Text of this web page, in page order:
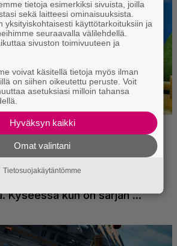
tietoja esimerkiksi sivuista, joilla
sekä laitteesi ominaisuuksista.
yksityiskohtaisesti käyttötarkoituksiin ja
seuraavalla välilehdellä.
sivuston toimivuuteen ja
voivat käsitellä tietoja myös ilman
on siihen oikeutettu peruste. Voit
asetuksiasi milloin tahansa
Hyväksyn kaikki
Omat valintani
Tietosuojakäytäntömme